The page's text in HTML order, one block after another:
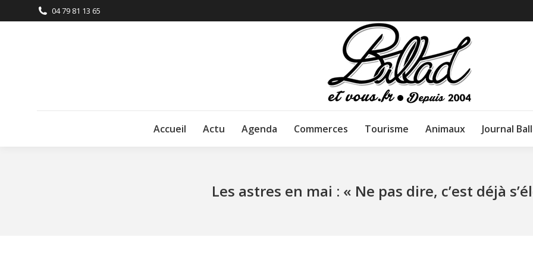
04 79 81 13 65
Accueil Actu Agenda Commerces Tourisme Animaux Journal
Les astres en mai : « Ne pas dire, c’est déjà